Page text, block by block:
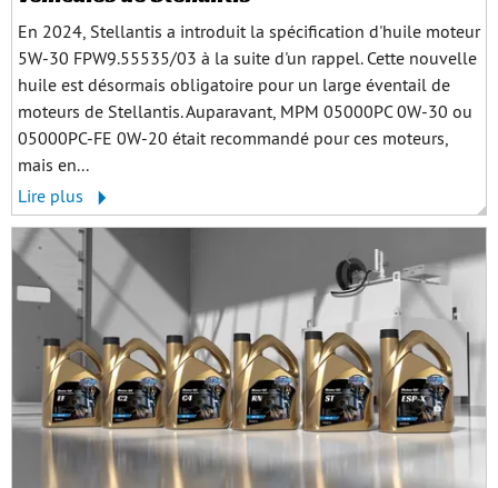
En 2024, Stellantis a introduit la spécification d'huile moteur
5W-30 FPW9.55535/03 à la suite d'un rappel. Cette nouvelle
huile est désormais obligatoire pour un large éventail de
moteurs de Stellantis. Auparavant, MPM 05000PC 0W-30 ou
05000PC-FE 0W-20 était recommandé pour ces moteurs,
mais en...
Lire plus